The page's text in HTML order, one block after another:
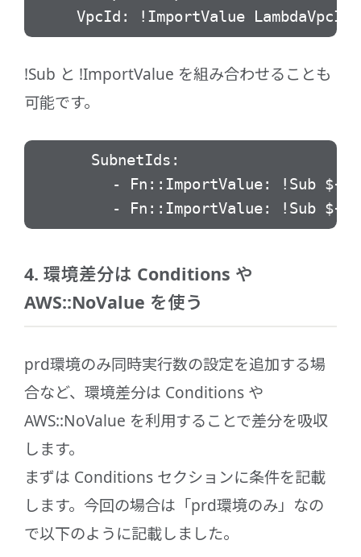
VpcId: !ImportValue LambdaVpcId
!Sub と !ImportValue を組み合わせることも
可能です。
SubnetIds:
- Fn::ImportValue: !Sub
- Fn::ImportValue: !Sub
4. 環境差分は Conditions や
AWS::NoValue を使う
prd環境のみ同時実行数の設定を追加する場
合など、環境差分は Conditions や
AWS::NoValue を利用することで差分を吸収
します。
まずは Conditions セクションに条件を記載
します。今回の場合は「prd環境のみ」なの
で以下のように記載しました。